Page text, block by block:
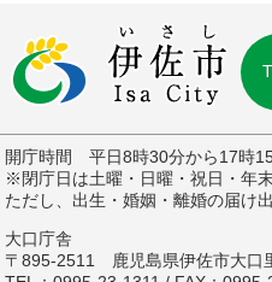
開庁時間 平日8時30分から17時
※閉庁日は土曜・日曜・祝日・年
ただし、出生・婚姻・離婚の届け
大口庁舎
〒895-2511 鹿児島県伊佐市大口